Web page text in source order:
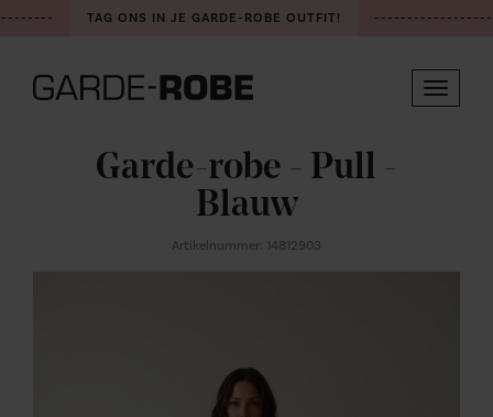
TAG ONS IN JE GARDE-ROBE OUTFIT!
Toggle
Garde-robe - Pull -
Blauw
Artikelnummer: 14812903